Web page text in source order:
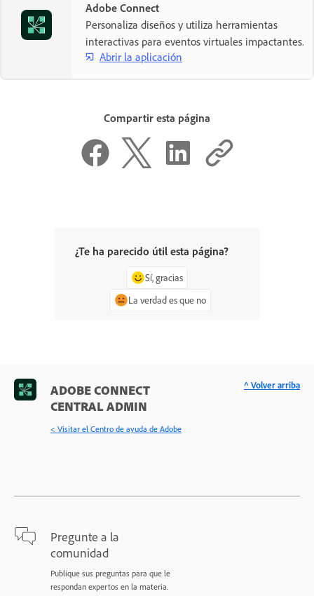
Adobe Connect
Personaliza diseños y utiliza herramientas
interactivas para eventos virtuales impactantes.
Abrir la aplicación
Compartir esta página
¿Te ha parecido útil esta página?
Sí, gracias
La verdad es que no
ADOBE CONNECT
CENTRAL ADMIN
< Visitar el Centro de ayuda de Adobe
Pregunte a la
comunidad
Publique sus preguntas para que le
respondan expertos en la materia.
^ Volver arriba